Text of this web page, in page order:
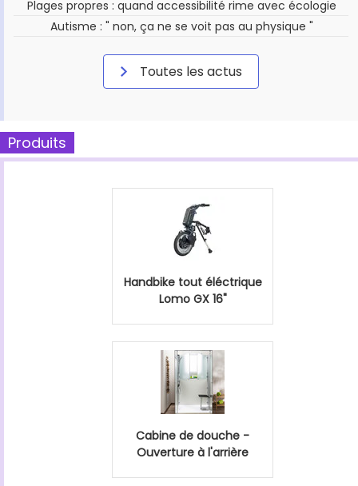
Plages propres : quand accessibilité rime avec écologie
Autisme : " non, ça ne se voit pas au physique "
Toutes les actus
Produits
Handbike tout éléctrique
Lomo GX 16"
Cabine de douche -
Ouverture à l'arrière